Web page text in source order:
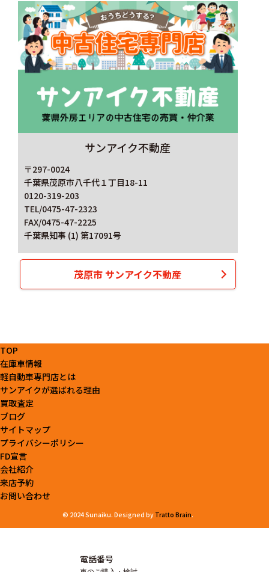
サンアイク不動産
〒297-0024
千葉県茂原市八千代１丁目18-11
0120-319-203
TEL/0475-47-2323
FAX/0475-47-2225
千葉県知事 (1) 第17091号
茂原市 サンアイク不動産
TOP
在庫車情報
軽自動車専門店とは
サンアイクが選ばれる理由
買取査定
ブログ
サイトマップ
プライバシーポリシー
FD宣言
会社紹介
来店予約
お問い合わせ
© 2024 Sunaiku. Designed by Tratto Brain.
電話番号